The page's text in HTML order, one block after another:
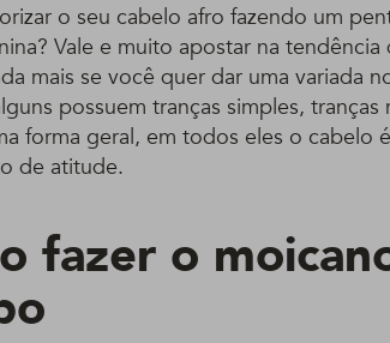
o seu cabelo afro fazendo um
Vale e muito apostar na tendência
mais se você quer dar uma variada
possuem tranças simples,
forma geral, em todos eles o cabelo
de atitude.
fazer o